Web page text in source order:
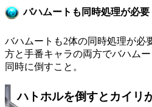
バハムートも同時処理が必要
バハムートも2体の同時処理が必
方と手番キャラの両方でバハム
同時に倒すこと。
ハトホルを倒すとカイリ